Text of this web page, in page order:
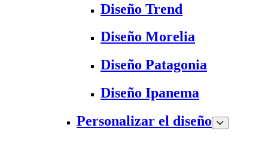
Diseño Trend
Diseño Morelia
Diseño Patagonia
Diseño Ipanema
Personalizar el diseño